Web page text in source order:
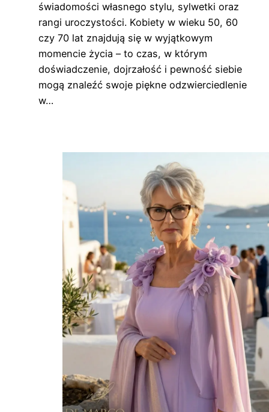
świadomości własnego stylu, sylwetki oraz
rangi uroczystości. Kobiety w wieku 50, 60
czy 70 lat znajdują się w wyjątkowym
momencie życia – to czas, w którym
doświadczenie, dojrzałość i pewność siebie
mogą znaleźć swoje piękne odzwierciedlenie
w…